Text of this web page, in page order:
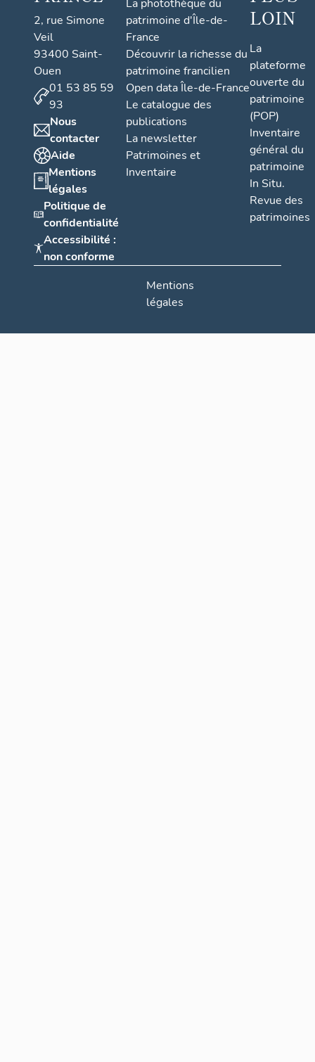
2, rue Simone
Veil
93400 Saint-
Ouen
01 53 85 59
93
Nous
contacter
Aide
Mentions
légales
Politique de
confidentialité
Accessibilité :
non conforme
La photothèque du
patrimoine d'Île-de-
France
Découvrir la richesse du
patrimoine francilien
Open data Île-de-France
Le catalogue des
publications
La newsletter
Patrimoines et
Inventaire
LOIN
La
plateforme
ouverte du
patrimoine
(POP)
Inventaire
général du
patrimoine
In Situ.
Revue des
patrimoines
Mentions
légales